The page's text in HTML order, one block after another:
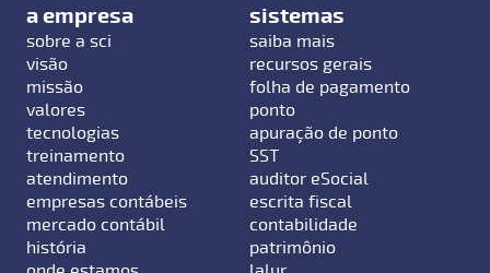
a empresa
sobre a sci
visão
missão
valores
tecnologias
treinamento
atendimento
empresas contábeis
mercado contábil
história
sistemas
saiba mais
recursos gerais
folha de pagamento
ponto
apuração de ponto
SST
auditor eSocial
escrita fiscal
contabilidade
patrimônio